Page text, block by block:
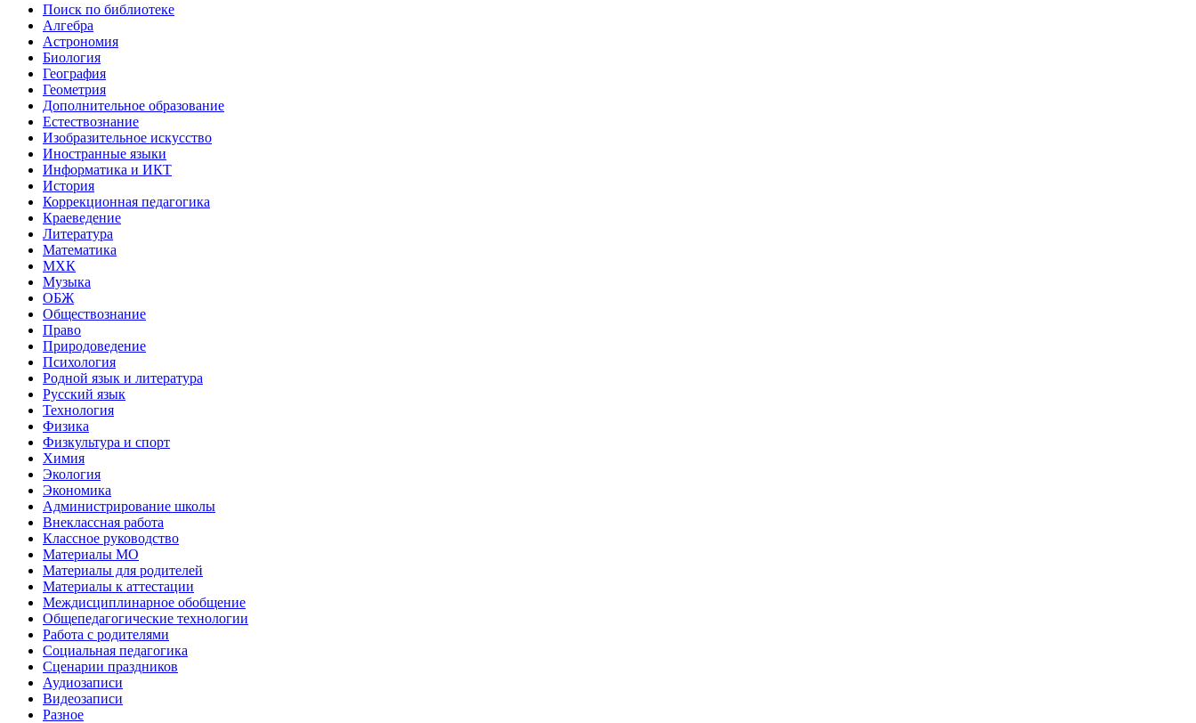
Поиск по библиотеке
Алгебра
Астрономия
Биология
География
Геометрия
Дополнительное образование
Естествознание
Изобразительное искусство
Иностранные языки
Информатика и ИКТ
История
Коррекционная педагогика
Краеведение
Литература
Математика
МХК
Музыка
ОБЖ
Обществознание
Право
Природоведение
Психология
Родной язык и литература
Русский язык
Технология
Физика
Физкультура и спорт
Химия
Экология
Экономика
Администрирование школы
Внеклассная работа
Классное руководство
Материалы МО
Материалы для родителей
Материалы к аттестации
Междисциплинарное обобщение
Общепедагогические технологии
Работа с родителями
Социальная педагогика
Сценарии праздников
Аудиозаписи
Видеозаписи
Разное